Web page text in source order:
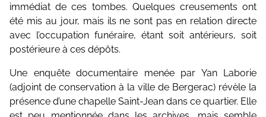
immédiat de ces tombes. Quelques creusements ont
été mis au jour, mais ils ne sont pas en relation directe
avec l’occupation funéraire, étant soit antérieurs, soit
postérieure à ces dépôts.
Une enquête documentaire menée par Yan Laborie
(adjoint de conservation à la ville de Bergerac) révèle la
présence d’une chapelle Saint-Jean dans ce quartier. Elle